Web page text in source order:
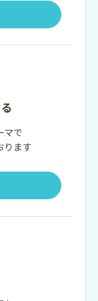
マで
ります